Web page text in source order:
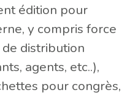
édition pour
y compris force
distribution
agents, etc..),
pour congrès,